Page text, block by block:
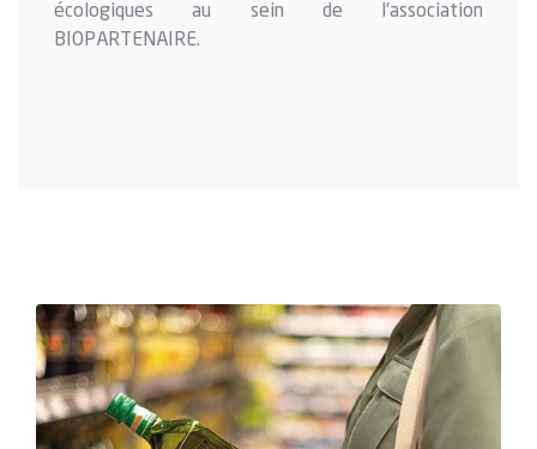
écologiques au sein de l’association
BIOPARTENAIRE.